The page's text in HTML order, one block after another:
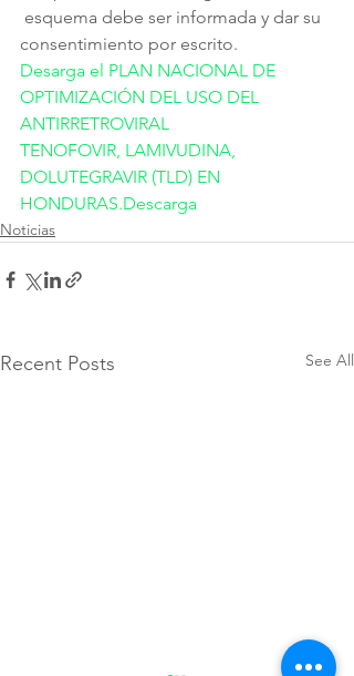
esquema debe ser informada y dar su
consentimiento por escrito.
Desarga el PLAN NACIONAL DE
OPTIMIZACIÓN DEL USO DEL
ANTIRRETROVIRAL
TENOFOVIR, LAMIVUDINA,
DOLUTEGRAVIR (TLD) EN
HONDURAS.Descarga
Noticias
Recent Posts See All